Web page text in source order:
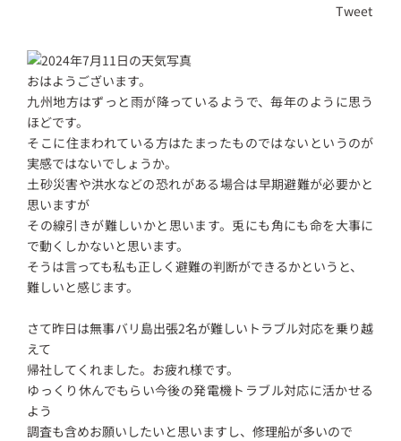
Tweet
おはようございます。
九州地方はずっと雨が降っているようで、毎年のように思う
ほどです。
そこに住まわれている方はたまったものではないというのが
実感ではないでしょうか。
土砂災害や洪水などの恐れがある場合は早期避難が必要かと
思いますが
その線引きが難しいかと思います。兎にも角にも命を大事に
で動くしかないと思います。
そうは言っても私も正しく避難の判断ができるかというと、
難しいと感じます。
さて昨日は無事バリ島出張2名が難しいトラブル対応を乗り越
えて
帰社してくれました。お疲れ様です。
ゆっくり休んでもらい今後の発電機トラブル対応に活かせる
よう
調査も含めお願いしたいと思いますし、修理船が多いので